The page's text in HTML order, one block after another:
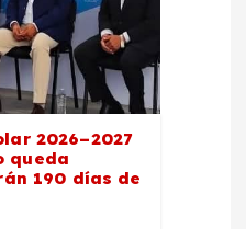
2026–2027
queda
190 días de